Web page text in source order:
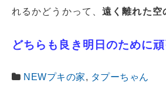
れるかどうかって、遠く離れた空
どちらも良き明日のために頑
NEWプキの家, タプーちゃん